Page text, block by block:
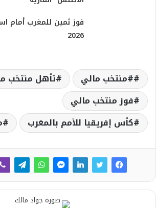
فوز ثمين للمغرب أمام
2026
#منتخب مالي
تأهل منتخب
فوز منتخب مالي
كأس إفريقيا للأمم بالمغرب